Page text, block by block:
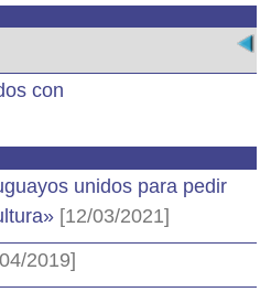
con
unidos para pedir
[12/03/2021]
2019]